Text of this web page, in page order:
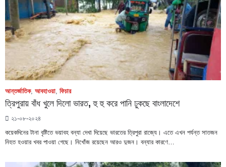
আন্তর্জাতিক, আবহাওয়া ফিচার
ত্রিপুরায় বাঁধ খুলে দিলো ভারত, হু হু করে পানি ঢুকছে বাংলাদেশে
২১-০৮-২০২৪
কয়েকদিনের টানা বৃষ্টিতে ভয়াবহ বন্যা দেখা দিয়েছে ভারতের ত্রিপুরা রাজ্যে। এতে এখন পর্যন্ত সাতজন
নিহত হওয়ার খবর পাওয়া গেছে। নিখোঁজ রয়েছেন আরও দুজন। বন্যার কারণে…